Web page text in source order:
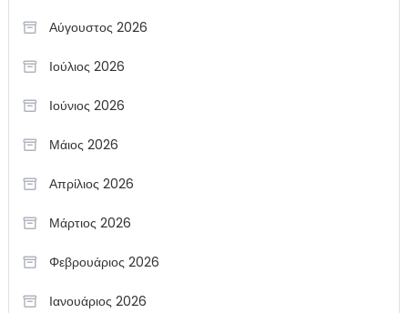
Αύγουστος 2026
Ιούλιος 2026
Ιούνιος 2026
Μάιος 2026
Απρίλιος 2026
Μάρτιος 2026
Φεβρουάριος 2026
Ιανουάριος 2026